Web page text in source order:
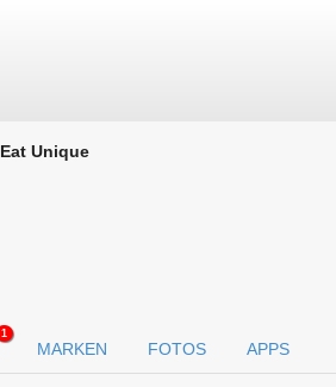
Eat Unique
1
MARKEN FOTOS APPS